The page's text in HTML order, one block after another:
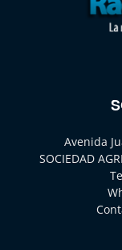
Avenida
SOCIEDAD